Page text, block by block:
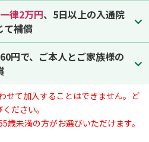
一律2万円、5日以上の入通院
て補償
円で、ご本人とご家族様の
せて加入することはできません。ど
ださい。
歳未満の方がお選びいただけます。